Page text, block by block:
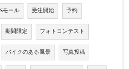
Sモール 受注開始 予約
期間限定 フォトコンテスト
バイクのある風景 写真投稿